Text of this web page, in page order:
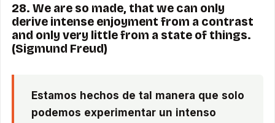
28. We are so made, that we can only
derive intense enjoyment from a contrast
and only very little from a state of things.
(Sigmund Freud)
Estamos hechos de tal manera que solo
podemos experimentar un intenso